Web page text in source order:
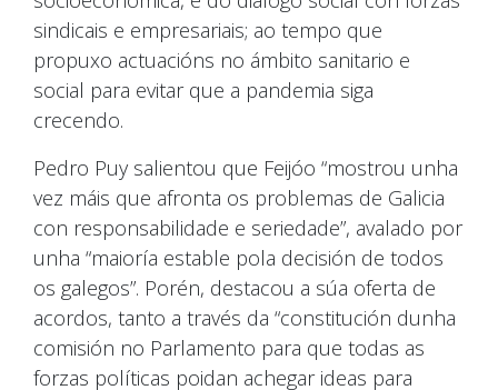
sindicais e empresariais; ao tempo que
propuxo actuacións no ámbito sanitario e
social para evitar que a pandemia siga
crecendo.
Pedro Puy salientou que Feijóo “mostrou unha
vez máis que afronta os problemas de Galicia
con responsabilidade e seriedade”, avalado por
unha “maioría estable pola decisión de todos
os galegos”. Porén, destacou a súa oferta de
acordos, tanto a través da “constitución dunha
comisión no Parlamento para que todas as
forzas políticas poidan achegar ideas para